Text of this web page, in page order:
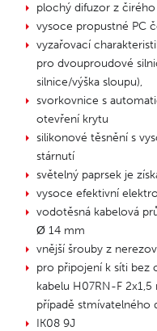
plochý difuzor z
vysoce propustné PC
vyzařovací
pro dvouproudové
silnice/výška
svorkovnice s
otevření krytu
silikonové těsnění s
stárnutí
světelný paprsek je
vysoce efektivní
vodotěsná kabelová
Ø 14 mm
vnější šrouby z
pro připojení k síti bez
kabelu H07RN-F
případě stmívatelného
IK08 9J